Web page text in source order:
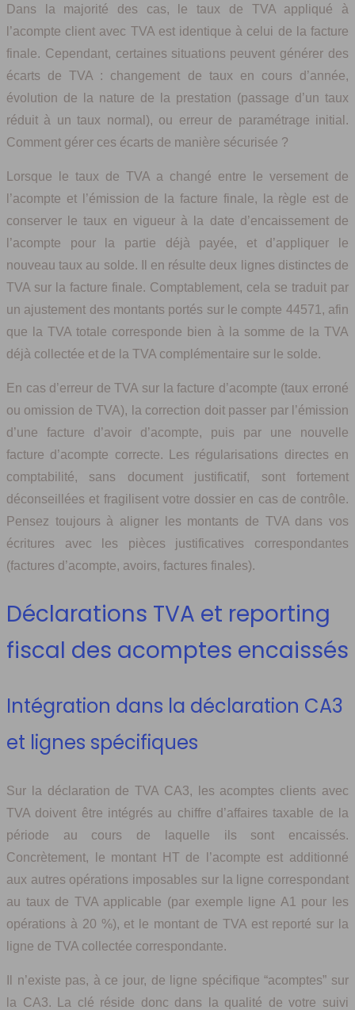
Dans la majorité des cas, le taux de TVA appliqué à
l’acompte client avec TVA est identique à celui de la facture
finale. Cependant, certaines situations peuvent générer des
écarts de TVA : changement de taux en cours d’année,
évolution de la nature de la prestation (passage d’un taux
réduit à un taux normal), ou erreur de paramétrage initial.
Comment gérer ces écarts de manière sécurisée ?
Lorsque le taux de TVA a changé entre le versement de
l’acompte et l’émission de la facture finale, la règle est de
conserver le taux en vigueur à la date d’encaissement de
l’acompte pour la partie déjà payée, et d’appliquer le
nouveau taux au solde. Il en résulte deux lignes distinctes de
TVA sur la facture finale. Comptablement, cela se traduit par
un ajustement des montants portés sur le compte 44571, afin
que la TVA totale corresponde bien à la somme de la TVA
déjà collectée et de la TVA complémentaire sur le solde.
En cas d’erreur de TVA sur la facture d’acompte (taux erroné
ou omission de TVA), la correction doit passer par l’émission
d’une facture d’avoir d’acompte, puis par une nouvelle
facture d’acompte correcte. Les régularisations directes en
comptabilité, sans document justificatif, sont fortement
déconseillées et fragilisent votre dossier en cas de contrôle.
Pensez toujours à aligner les montants de TVA dans vos
écritures avec les pièces justificatives correspondantes
(factures d’acompte, avoirs, factures finales).
Déclarations TVA et reporting
fiscal des acomptes encaissés
Intégration dans la déclaration CA3
et lignes spécifiques
Sur la déclaration de TVA CA3, les acomptes clients avec
TVA doivent être intégrés au chiffre d’affaires taxable de la
période au cours de laquelle ils sont encaissés.
Concrètement, le montant HT de l’acompte est additionné
aux autres opérations imposables sur la ligne correspondant
au taux de TVA applicable (par exemple ligne A1 pour les
opérations à 20 %), et le montant de TVA est reporté sur la
ligne de TVA collectée correspondante.
Il n’existe pas, à ce jour, de ligne spécifique “acomptes” sur
la CA3. La clé réside donc dans la qualité de votre suivi